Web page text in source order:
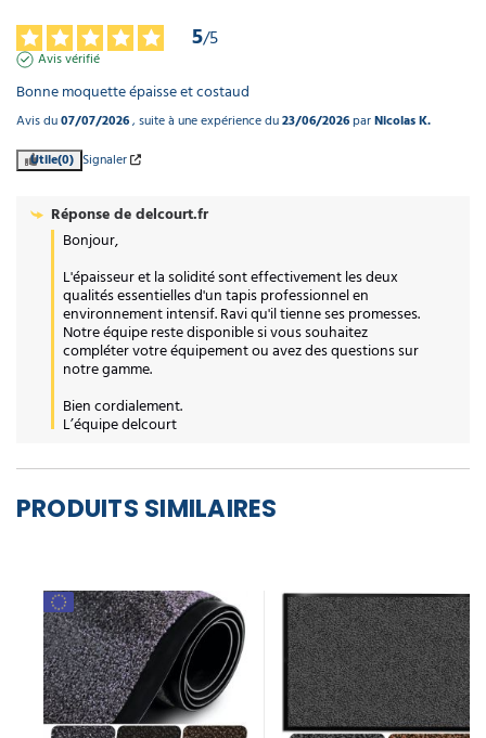
PRODUITS SIMILAIRES
5/5
Avis vérifié
Bonne moquette épaisse et costaud
Avis du07/07/2026, suite à une expérience du23/06/2026parNicolas K.
Utile(0) Signaler
Réponse dedelcourt.fr
Bonjour,
L'épaisseur et la solidité sont effectivement les deux
qualités essentielles d'un tapis professionnel en
environnement intensif. Ravi qu'il tienne ses promesses.
Notre équipe reste disponible si vous souhaitez
compléter votre équipement ou avez des questions sur
notre gamme.
Bien cordialement.
L’équipe delcourt